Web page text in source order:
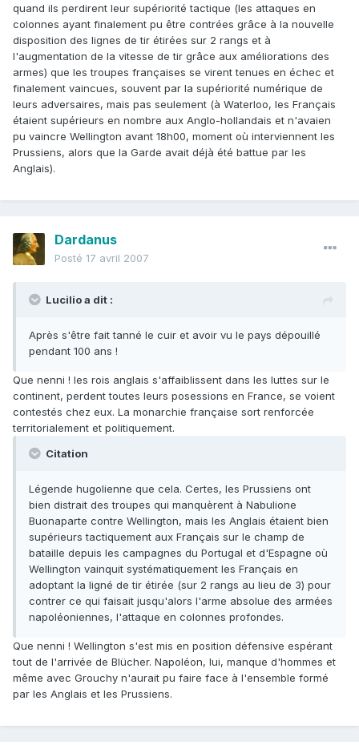
quand ils perdirent leur supériorité tactique (les attaques en
colonnes ayant finalement pu être contrées grâce à la nouvelle
disposition des lignes de tir étirées sur 2 rangs et à
l'augmentation de la vitesse de tir grâce aux améliorations des
armes) que les troupes françaises se virent tenues en échec et
finalement vaincues, souvent par la supériorité numérique de
leurs adversaires, mais pas seulement (à Waterloo, les Français
étaient supérieurs en nombre aux Anglo-hollandais et n'avaien
pu vaincre Wellington avant 18h00, moment où interviennent les
Prussiens, alors que la Garde avait déjà été battue par les
Anglais).
Dardanus
Posté 17 avril 2007
Lucilio a dit :
Après s'être fait tanné le cuir et avoir vu le pays dépouillé
pendant 100 ans !
Que nenni ! les rois anglais s'affaiblissent dans les luttes sur le
continent, perdent toutes leurs posessions en France, se voient
contestés chez eux. La monarchie française sort renforcée
territorialement et politiquement.
Citation
Légende hugolienne que cela. Certes, les Prussiens ont
bien distrait des troupes qui manquèrent à Nabulione
Buonaparte contre Wellington, mais les Anglais étaient bien
supérieurs tactiquement aux Français sur le champ de
bataille depuis les campagnes du Portugal et d'Espagne où
Wellington vainquit systématiquement les Français en
adoptant la ligné de tir étirée (sur 2 rangs au lieu de 3) pour
contrer ce qui faisait jusqu'alors l'arme absolue des armées
napoléoniennes, l'attaque en colonnes profondes.
Que nenni ! Wellington s'est mis en position défensive espérant
tout de l'arrivée de Blücher. Napoléon, lui, manque d'hommes et
même avec Grouchy n'aurait pu faire face à l'ensemble formé
par les Anglais et les Prussiens.